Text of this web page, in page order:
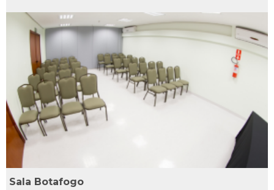
L1
L2
L3
L4
Sala Botafogo